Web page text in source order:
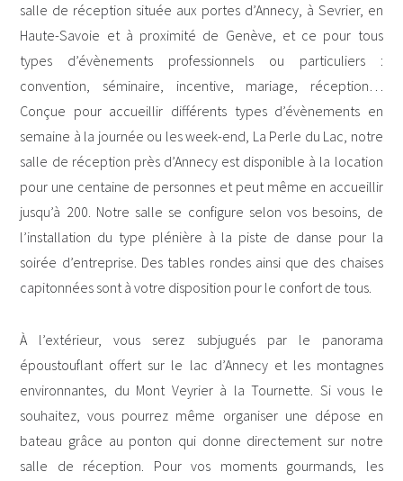
salle de réception située aux portes d’Annecy, à Sevrier, en
Haute-Savoie et à proximité de Genève, et ce pour tous
types d’évènements professionnels ou particuliers :
convention, séminaire, incentive, mariage, réception…
Conçue pour accueillir différents types d’évènements en
semaine à la journée ou les week-end, La Perle du Lac, notre
salle de réception près d’Annecy est disponible à la location
pour une centaine de personnes et peut même en accueillir
jusqu’à 200. Notre salle se configure selon vos besoins, de
l’installation du type plénière à la piste de danse pour la
soirée d’entreprise. Des tables rondes ainsi que des chaises
capitonnées sont à votre disposition pour le confort de tous.
À l’extérieur, vous serez subjugués par le panorama
époustouflant offert sur le lac d’Annecy et les montagnes
environnantes, du Mont Veyrier à la Tournette. Si vous le
souhaitez, vous pourrez même organiser une dépose en
bateau grâce au ponton qui donne directement sur notre
salle de réception. Pour vos moments gourmands, les